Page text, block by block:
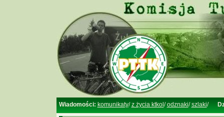
Wiadomości: komunikaty/z życia ktkol /odznaki/szlaki/